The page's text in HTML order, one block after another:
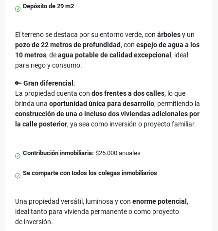
Depósito de 29 m2
El terreno se destaca por su entorno verde, con árbolesy un
pozo de 22 metros de profundidad, con espejo de agua a los
10 metros, deagua potable de calidad excepcional , ideal
para riego y consumo.
🔑Gran diferencial :
La propiedad cuenta con dos frentes a dos calles, lo que
brinda una oportunidad única para desarrollo, permitiendo la
construcción de una o incluso dos viviendas adicionales por
la calle posterior, ya sea como inversión o proyecto familiar.
Contribución inmobiliaria: $25.000 anuales
Se comparte con todos los colegas inmobiliarios
Una propiedad versátil, luminosa y con enorme potencial ,
ideal tanto para vivienda permanente o como proyecto
de inversión.